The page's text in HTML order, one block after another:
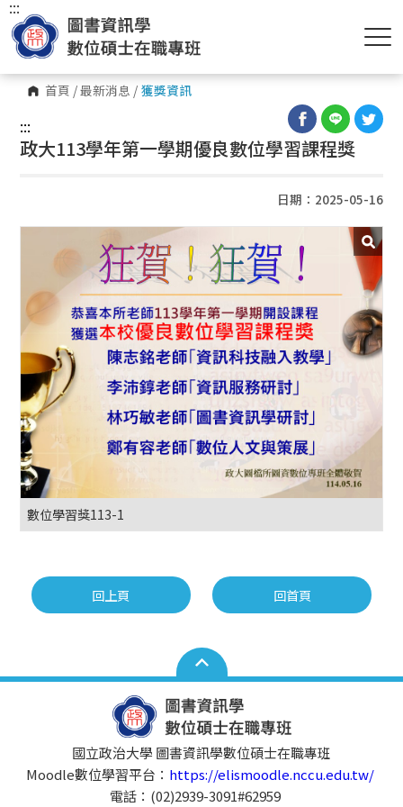
首頁 /最新消息 / 獲獎資訊
:::
:::
政大113學年第一學期優良數位學習課程獎
日期：2025-05-16
數位學習獎113-1
回上頁 回首頁
國立政治大學 圖書資訊學數位碩士在職專班
Moodle數位學習平台： https://elismoodle.nccu.edu.tw/
電話：(02)2939-3091#62959